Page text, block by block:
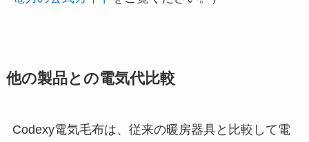
他の製品との電気代比較
Codexy電気毛布は、従来の暖房器具と比較して電